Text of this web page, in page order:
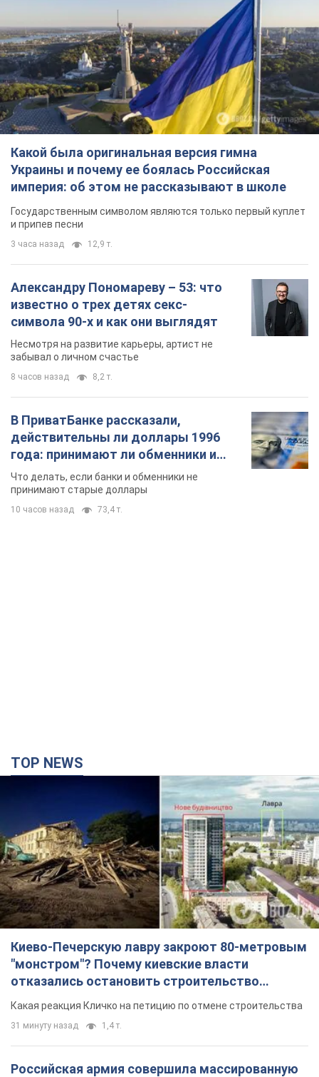
Какой была оригинальная версия гимна
Украины и почему ее боялась Российская
империя: об этом не рассказывают в школе
Государственным символом являются только первый куплет
и припев песни
3 часа назад 12,9 т.
Александру Пономареву – 53: что
известно о трех детях секс-
символа 90-х и как они выглядят
забывал о личном счастье
В ПриватБанке рассказали,
действительны ли доллары 1996
года: принимают ли обменники и
банки такие купюры
принимают старые доллары
Киево-Печерскую лавру закроют 80-метровым
"монстром"? Почему киевские власти
отказались остановить строительство
небоскреба "московского верующего"
Какая реакция Кличко на петицию по отмене строительства
31 минуту назад 1,4 т.
Российская армия совершила массированную
атаку на Одессу: горела историческая часть
города, есть пострадавшие. Фото и видео
Для террора враг применил ракеты и дроны
2 часа назад 51,3 т.
«Они воюют против продовольственной
безопасности мира!» Зеленский заявил, что